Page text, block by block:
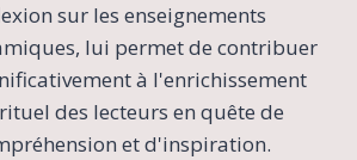
sur les enseignements
lui permet de contribuer
à l'enrichissement
des lecteurs en quête de
et d'inspiration.